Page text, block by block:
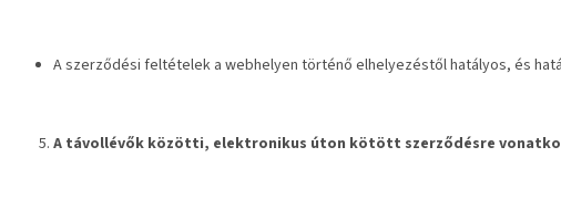
A szerződési feltételek a webhelyen történő elhelyezéstől hatályos, és
A távollévők közötti, elektronikus úton kötött szerződésre